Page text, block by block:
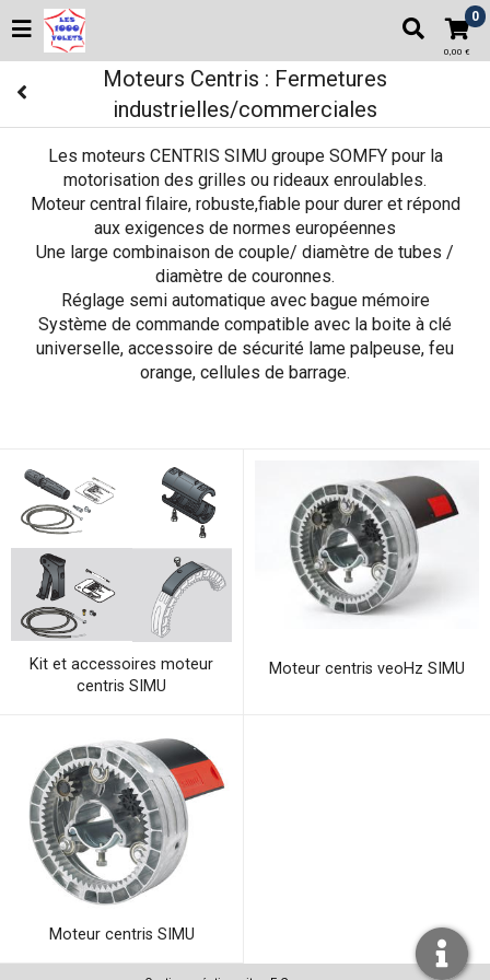
0
0,00 €
Moteurs Centris : Fermetures
industrielles/commerciales
Les moteurs CENTRIS SIMU groupe SOMFY pour la
motorisation des grilles ou rideaux enroulables.
Moteur central filaire, robuste,fiable pour durer et répond
aux exigences de normes européennes
Une large combinaison de couple/ diamètre de tubes /
diamètre de couronnes.
Réglage semi automatique avec bague mémoire
Système de commande compatible avec la boite à clé
universelle, accessoire de sécurité lame palpeuse, feu
orange, cellules de barrage.
Kit et accessoires moteur
centris SIMU
Moteur centris veoHz SIMU
Moteur centris SIMU